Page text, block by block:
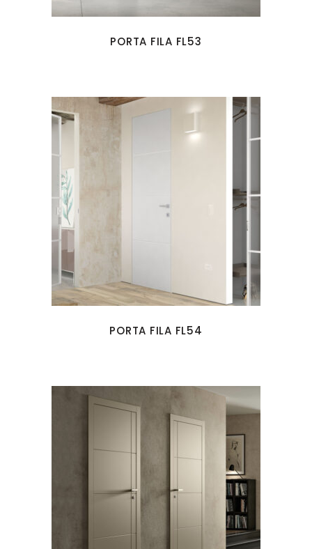
PORTA FILA FL53
PORTA FILA FL54